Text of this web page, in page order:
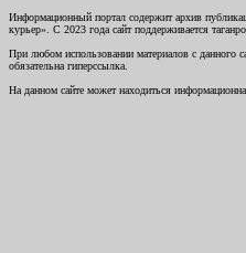
Информационный портал содержит архив
курьер». С 2023 года сайт поддерживается
При любом использовании материалов с данного
обязательна гиперссылка.
На данном сайте может находиться